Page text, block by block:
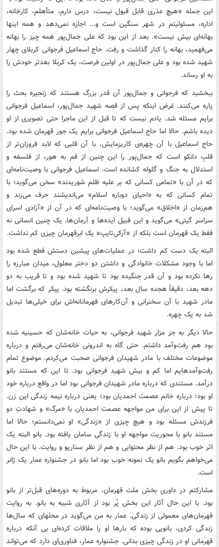
این جمله «هیچ عذری قابل قبول نیست، درس دارم، متأهلم، کارخانه،
اداره، مسئولیتم در شهر سنگین است و... اجازه نمی‌دهد و همه اینها
بهانه‌ای بیش نیست». بعد از این بود که علی جمال‌پور همه چیز را بهانه
می‌فهمید، بهانه را کنار گذاشت و رفت. حاج اسماعیل فرجوانی کربلای چهار
شهید شده بود و علی جمال‌پور در اولین فرصت، یک کربلا بعدتر خودش را
به او رساند.
ببخشید که فرجوانی و جمال‌پور آن قدر بزرگ هستند که زنجیره بحث را
پاره می‌کنند. غرض اینکه پس از قصه شهید جمال‌پور، اسماعیل فرجوانی
برایم مسئله شد. یادم نیست که تا قبل از این ماجرا حتی تصویری از او
دیده باشم. حالا اما حاج اسماعیل فرجوانی برایم یک جور قهرمان شده بود.
حاج اسماعیل با آن چهره‌ی کاریزمایش، با آن قلبی که لابد فروزان‌تر از
قلبِ دانکو است که جمال‌پور را این‌ چنین از قم به هور، از فلسفه و
استدلال به جنگ و گلوله کشانده است. اسماعیل فرجوانی با وصیت‌نامه‌ای
که در آن با «تمامی کسانی که بر علیه ظلم شوریدند» سخن می‌گوید؛ با
تمام کسانی که به «احیای دوباره اسلام» می‌اندیشند حرف می‌زند و
هم‌زمان از «اخلاق» می‌گوید؛ با وصیت‌نامه‌ای که در آن از «آزادی اسرای
سراسر گیتی» می‌گوید و این قبیل ایده‌ها و آرمان‌ها. یک چنین انسانی نه
فقط یک قهرمان است بلکه از «آرکی‌تایپ» یک ابرقهرمان چیزی کم نداشت.
البته یک دست کم داشت؛ در عملیات‌های پیشین دستش قطع شده بود
اما با وجود مشکلات خانوادگی و داشتن دو دختر معلول، میدان مبارزه را
رها نکرده بود و آن قدر جنگیده بود تا شهید شده بود و تا قریب به دو
دهه بعد، دقیقاً هجده سال بعد، پیکرش برنگشته بود. پیکر که برگشت اما
مادر شهید با آن سخنرانی و آن‌کارهای قهرمانانه‌اش برای خیلی‌ها تبدیل
شد به یک چهره.
حالا دیگر به جز مزار شهید فرجوانی، به حیات خانه‌شان که حسینیه شده
بود هم رفت‌وآمد داشتم. حتی گاه به اندرونی خانه‌شان می‌رفتم و درباره
موضوعات مختلف با مادر شهیدان فرجوانی صحبت می‌کردم. موضوع تمام
رفت‌وآمدهایم اما کم و بیش شهید فرجوانی بود. تا این که مستند بانو
درآمد. مستندی که درباره مادر شهیدان فرجوانی بود اما در واقع درباره خود
او بود؛ درباره خانم عصمت احمدیان بود؛ یعنی درباره نیمه زندگی این زن.
تا پیش از این برای من مواجهه عصمت احمدیان با «مرگ» و شهادتِ دو
فرزندش مسئله بود و هیچ چیزی از «زندگی» او نمی‌دانستم؛ حالا اما
مستند بانو با محوریت مواجهه‌ او با زندگی سامان یافته بود. بانو البته یک
اثر خوب بود. هم از نظر محتوایی و هم از نظر سناریو و روایت. با این حال
می‌خواهم بگویم بانو یک نمونه خوب بود اما بانو در جشنواره عمار یک ژانر
است.
مشارکتم در داوریِ بخش ملت قهرمان، مربوط به دوره‌های قبل‌تر از بانو
بود. با این حال آثار این بخش پُر بود از آثاری شبیه به بانو. به روایت
قهرمان‌های معمولی از زندگی. عمار به من می‌گوید در محله‎ای که سال‌ها
زندگی کردی، بانویی بوده که بارها او را ملاقات کرده‌ای بی آنکه درباره
قهرمانی او در زندگی چیزی بدانی. جشنواره عمار، فناوری‌ای دارد که می‌تواند